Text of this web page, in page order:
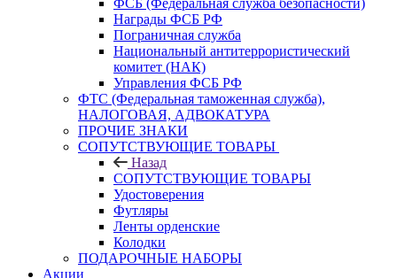
ФСБ (Федеральная служба безопасности)
Награды ФСБ РФ
Пограничная служба
Национальный антитеррористический
комитет (НАК)
Управления ФСБ РФ
ФТС (Федеральная таможенная служба),
НАЛОГОВАЯ, АДВОКАТУРА
ПРОЧИЕ ЗНАКИ
СОПУТСТВУЮЩИЕ ТОВАРЫ
Назад
СОПУТСТВУЮЩИЕ ТОВАРЫ
Удостоверения
Футляры
Ленты орденские
Колодки
ПОДАРОЧНЫЕ НАБОРЫ
Акции